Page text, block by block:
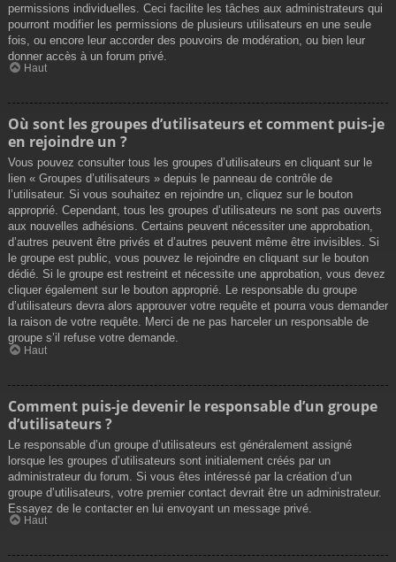
permissions individuelles. Ceci facilite les tâches aux administrateurs qui
pourront modifier les permissions de plusieurs utilisateurs en une seule
fois, ou encore leur accorder des pouvoirs de modération, ou bien leur
donner accès à un forum privé.
Haut
Où sont les groupes d’utilisateurs et comment puis-je
en rejoindre un ?
Vous pouvez consulter tous les groupes d’utilisateurs en cliquant sur le
lien « Groupes d’utilisateurs » depuis le panneau de contrôle de
l’utilisateur. Si vous souhaitez en rejoindre un, cliquez sur le bouton
approprié. Cependant, tous les groupes d’utilisateurs ne sont pas ouverts
aux nouvelles adhésions. Certains peuvent nécessiter une approbation,
d’autres peuvent être privés et d’autres peuvent même être invisibles. Si
le groupe est public, vous pouvez le rejoindre en cliquant sur le bouton
dédié. Si le groupe est restreint et nécessite une approbation, vous devez
cliquer également sur le bouton approprié. Le responsable du groupe
d’utilisateurs devra alors approuver votre requête et pourra vous demander
la raison de votre requête. Merci de ne pas harceler un responsable de
groupe s’il refuse votre demande.
Haut
Comment puis-je devenir le responsable d’un groupe
d’utilisateurs ?
Le responsable d’un groupe d’utilisateurs est généralement assigné
lorsque les groupes d’utilisateurs sont initialement créés par un
administrateur du forum. Si vous êtes intéressé par la création d’un
groupe d’utilisateurs, votre premier contact devrait être un administrateur.
Essayez de le contacter en lui envoyant un message privé.
Haut